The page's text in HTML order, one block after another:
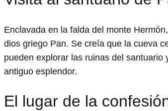
Enclavada en la falda del monte
dios griego Pan. Se creía que la cueva
pueden explorar las ruinas del
antiguo esplendor.
El lugar de la